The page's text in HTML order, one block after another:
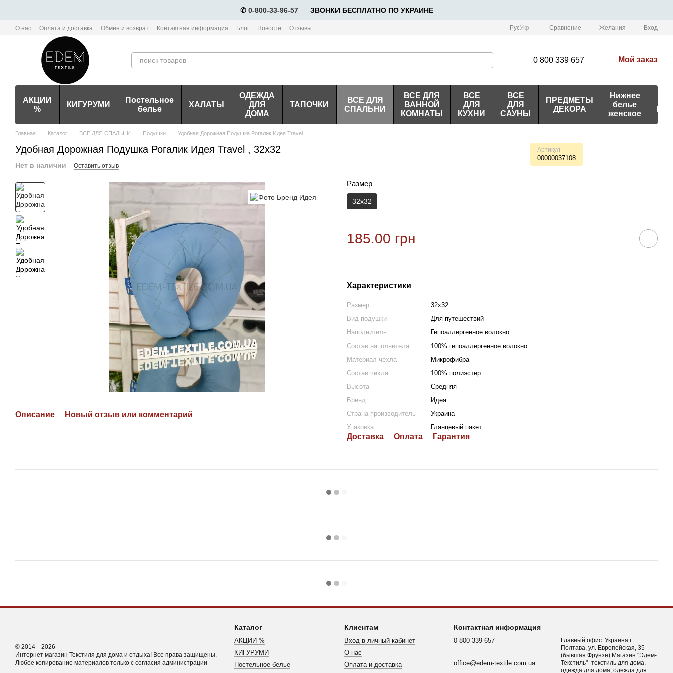
✆ 0-800-33-96-57⠀⠀ЗВОНКИ БЕСПЛАТНО ПО УКРАИНЕ
О нас Оплата и доставка Обмен и возврат Контактная информация Блог Новости
Отзывы
Политика конфиденциальности мобильного приложения Edem-Textile
РусУкр Сравнение Желания Вход
0 800 339 657 Мой заказ
АКЦИИ
%
КИГУРУМИ
Постельное
белье
ХАЛАТЫ
ОДЕЖДА
ДЛЯ
ДОМА
ТАПОЧКИ
ВСЕ ДЛЯ
СПАЛЬНИ
ВСЕ ДЛЯ
ВАННОЙ
КОМНАТЫ
ВСЕ
ДЛЯ
КУХНИ
ВСЕ
ДЛЯ
САУНЫ
ПРЕДМЕТЫ
ДЕКОРА
Нижнее
белье
женское
Главная Каталог ВСЕ ДЛЯ СПАЛЬНИ Подушки Удобная Дорожная Подушка Рогалик Идея Travel
Удобная Дорожная Подушка Рогалик Идея Travel , 32х32 Артикул
00000037108
Нет в наличии Оставить отзыв
Описание Новый отзыв или комментарий
Размер
32х32
185.00 грн
Характеристики
Размер
32х32
Вид подушки
Для путешествий
Наполнитель
Гипоаллергенное волокно
Состав наполнителя
100% гипоаллергенное волокно
Материал чехла
Микрофибра
Состав чехла
100% полиэстер
Высота
Средняя
Бренд
Идея
Страна производитель
Украина
Упаковка
Глянцевый пакет
Доставка Оплата Гарантия
© 2014—2026
Интернет магазин Текстиля для дома и отдыха! Все права защищены.
Любое копирование материалов только с согласия администрации
Каталог
АКЦИИ %
КИГУРУМИ
Постельное белье
Клиентам
Вход в личный кабинет
О нас
Оплата и доставка
Контактная информация
0 800 339 657
office@edem-textile.com.ua
Главный офис: Украина г.
Полтава, ул. Европейская, 35
(бывшая Фрунзе) Магазин "Эдем-
Текстиль"- текстиль для дома,
одежда для дома, одежда для